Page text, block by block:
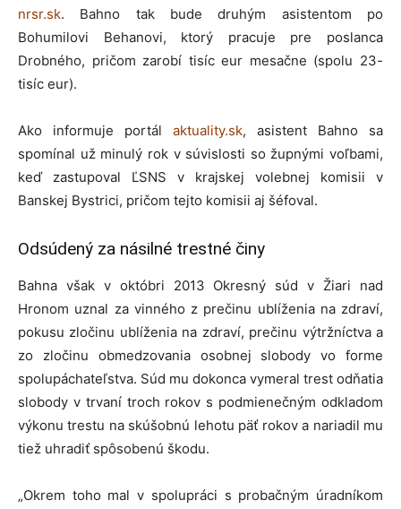
nrsr.sk. Bahno tak bude druhým asistentom po
Bohumilovi Behanovi, ktorý pracuje pre poslanca
Drobného, pričom zarobí tisíc eur mesačne (spolu 23-
tisíc eur).
Ako informuje portál aktuality.sk, asistent Bahno sa
spomínal už minulý rok v súvislosti so župnými voľbami,
keď zastupoval ĽSNS v krajskej volebnej komisii v
Banskej Bystrici, pričom tejto komisii aj šéfoval.
Odsúdený za násilné trestné činy
Bahna však v októbri 2013 Okresný súd v Žiari nad
Hronom uznal za vinného z prečinu ublíženia na zdraví,
pokusu zločinu ublíženia na zdraví, prečinu výtržníctva a
zo zločinu obmedzovania osobnej slobody vo forme
spolupáchateľstva. Súd mu dokonca vymeral trest odňatia
slobody v trvaní troch rokov s podmienečným odkladom
výkonu trestu na skúšobnú lehotu päť rokov a nariadil mu
tiež uhradiť spôsobenú škodu.
„Okrem toho mal v spolupráci s probačným úradníkom